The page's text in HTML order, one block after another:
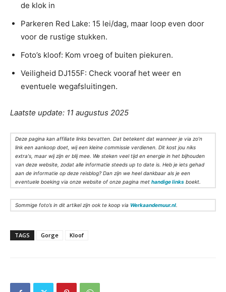
de klok in
Parkeren Red Lake: 15 lei/dag, maar loop even door
voor de rustige stukken.
Foto’s kloof: Kom vroeg of buiten piekuren.
Veiligheid DJ155F: Check vooraf het weer en
eventuele wegafsluitingen.
Laatste update: 11 augustus 2025
Deze pagina kan affiliate links bevatten. Dat betekent dat wanneer je via zo’n
link een aankoop doet, wij een kleine commissie verdienen. Dit kost jou niks
extra's, maar wij zijn er blij mee. We steken veel tijd en energie in het bijhouden
van deze website, zodat alle informatie steeds up to date is. Heb je iets gehad
aan de informatie op deze reisblog? Dan zijn we heel dankbaar als je een
eventuele boeking via onze website of onze pagina met handige links boekt.
Sommige foto’s in dit artikel zijn ook te koop via Werkaandemuur.nl
TAGS Gorge Kloof